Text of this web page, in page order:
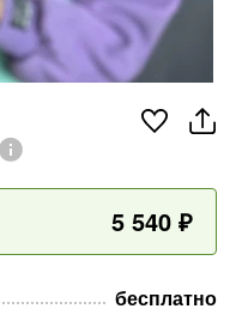
5 540 ₽
бесплатно